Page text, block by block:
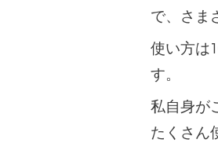
で、さま
使い方は
す。
私自身が
たくさん